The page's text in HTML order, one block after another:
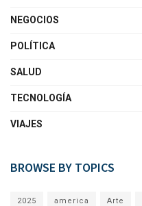
NEGOCIOS
POLÍTICA
SALUD
TECNOLOGÍA
VIAJES
BROWSE BY TOPICS
2025 america Arte